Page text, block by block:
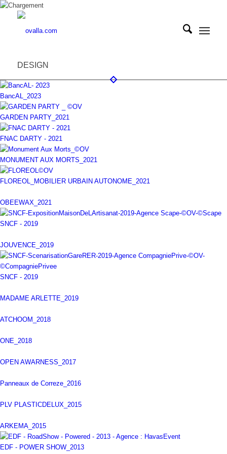
DESIGN
BancAL_2023
GARDEN PARTY_2021
FNAC DARTY - 2021
MONUMENT AUX MORTS_2021
FLOREOL_MOBILIER URBAIN AUTONOME_2021
OBEEWAX_2021
SNCF - 2019
JOUVENCE_2019
SNCF - 2019
MADAME ARLETTE_2019
ATCHOOM_2018
ONE_2018
OPEN AWARNESS_2017
Panneaux de Correze_2016
PLV PLASTICDELUX_2015
ARKEMA_2015
EDF - POWER SHOW_2013